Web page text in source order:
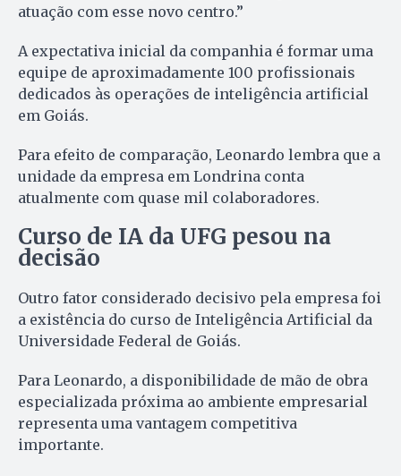
atuação com esse novo centro.”
A expectativa inicial da companhia é formar uma
equipe de aproximadamente 100 profissionais
dedicados às operações de inteligência artificial
em Goiás.
Para efeito de comparação, Leonardo lembra que a
unidade da empresa em Londrina conta
atualmente com quase mil colaboradores.
Curso de IA da UFG pesou na
decisão
Outro fator considerado decisivo pela empresa foi
a existência do curso de Inteligência Artificial da
Universidade Federal de Goiás.
Para Leonardo, a disponibilidade de mão de obra
especializada próxima ao ambiente empresarial
representa uma vantagem competitiva
importante.